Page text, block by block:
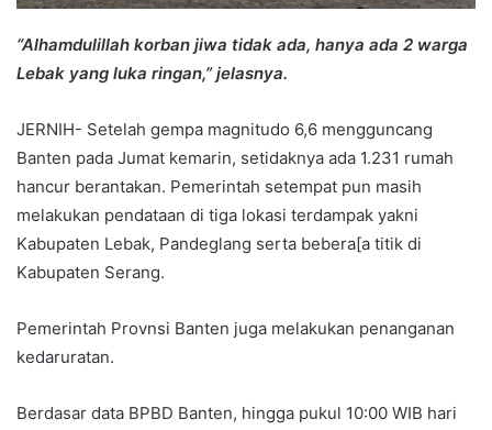
“Alhamdulillah korban jiwa tidak ada, hanya ada 2 warga
Lebak yang luka ringan,” jelasnya.
JERNIH- Setelah gempa magnitudo 6,6 mengguncang
Banten pada Jumat kemarin, setidaknya ada 1.231 rumah
hancur berantakan. Pemerintah setempat pun masih
melakukan pendataan di tiga lokasi terdampak yakni
Kabupaten Lebak, Pandeglang serta bebera[a titik di
Kabupaten Serang.
Pemerintah Provnsi Banten juga melakukan penanganan
kedaruratan.
Berdasar data BPBD Banten, hingga pukul 10:00 WIB hari